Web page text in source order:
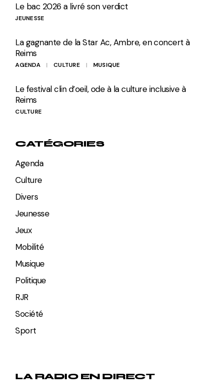
Le bac 2026 a livré son verdict
JEUNESSE
La gagnante de la Star Ac, Ambre, en concert à
Reims
AGENDA CULTURE MUSIQUE
Le festival clin d’oeil, ode à la culture inclusive à
Reims
CULTURE
CATÉGORIES
Agenda
Culture
Divers
Jeunesse
Jeux
Mobilité
Musique
Politique
RJR
Société
Sport
LA RADIO EN DIRECT